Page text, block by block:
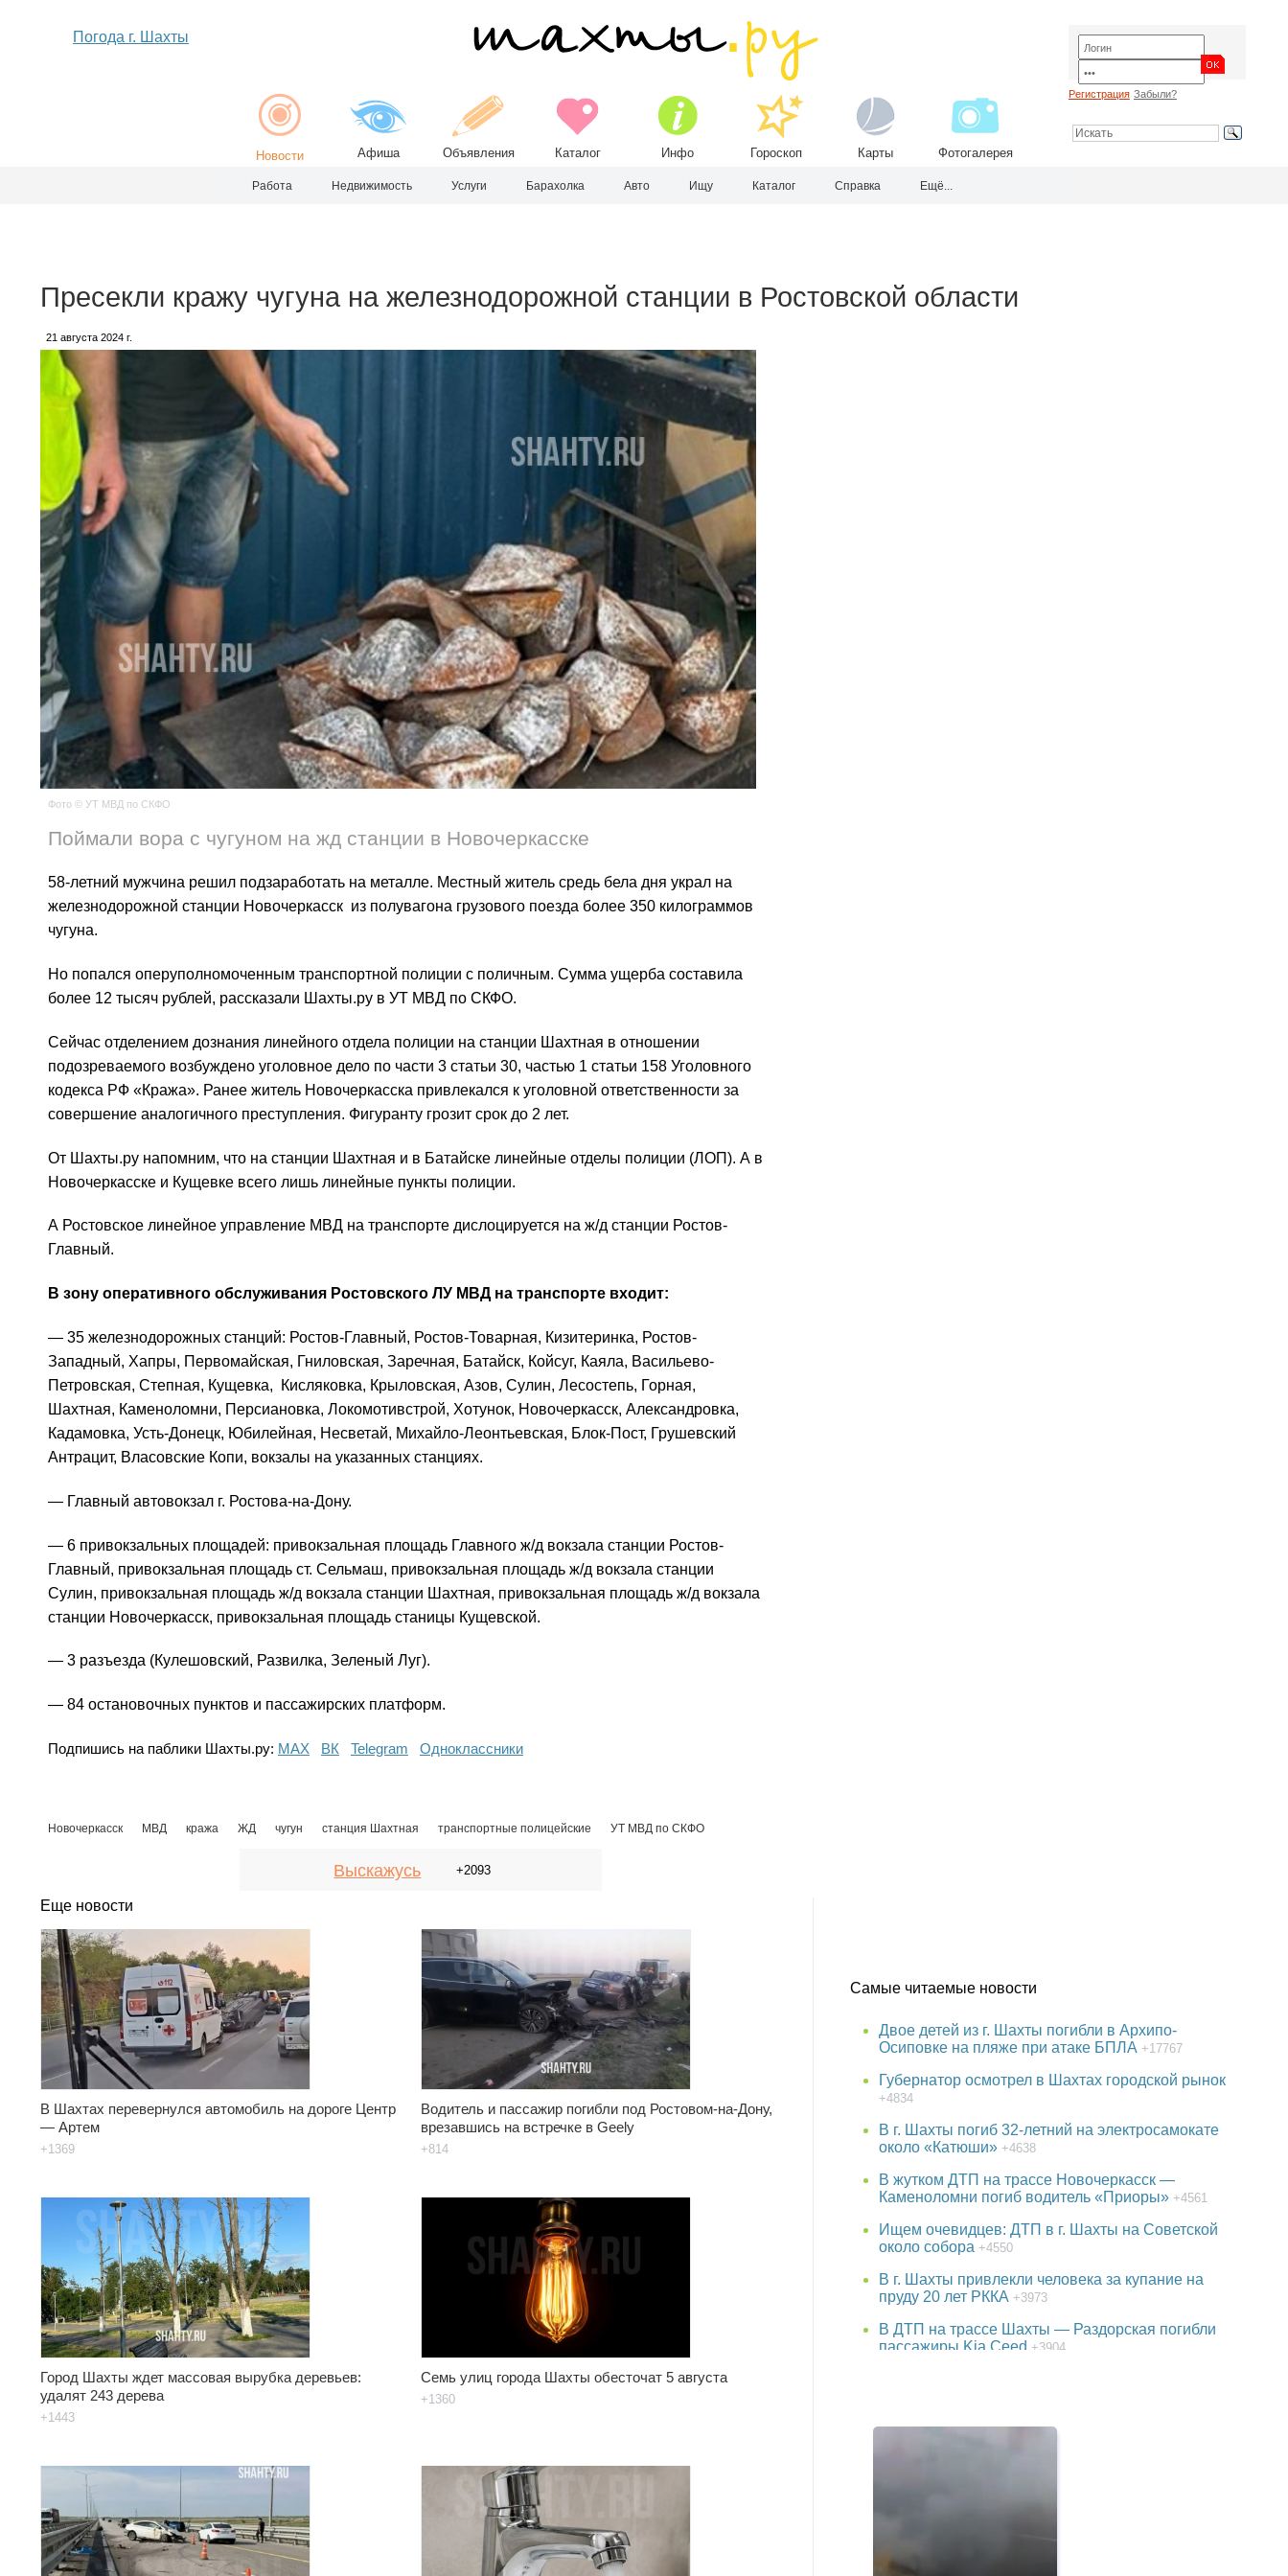
Погода г. Шахты
Новости Афиша Объявления Каталог Инфо Гороскоп Карты Фотогалерея
Регистрация Забыли?
Работа Недвижимость Услуги Барахолка Авто Ищу Каталог Справка Ещё...
Пресекли кражу чугуна на железнодорожной станции в Ростовской области
21 августа 2024 г.
Фото © УТ МВД по СКФО
Поймали вора с чугуном на жд станции в Новочеркасске
58-летний мужчина решил подзаработать на металле. Местный житель средь бела дня украл на
железнодорожной станции Новочеркасск из полувагона грузового поезда более 350 килограммов
чугуна.
Но попался оперуполномоченным транспортной полиции с поличным. Сумма ущерба составила
более 12 тысяч рублей, рассказали Шахты.ру в УТ МВД по СКФО.
Сейчас отделением дознания линейного отдела полиции на станции Шахтная в отношении
подозреваемого возбуждено уголовное дело по части 3 статьи 30, частью 1 статьи 158 Уголовного
кодекса РФ «Кража». Ранее житель Новочеркасска привлекался к уголовной ответственности за
совершение аналогичного преступления. Фигуранту грозит срок до 2 лет.
От Шахты.ру напомним, что на станции Шахтная и в Батайске линейные отделы полиции (ЛОП). А в
Новочеркасске и Кущевке всего лишь линейные пункты полиции.
А Ростовское линейное управление МВД на транспорте дислоцируется на ж/д станции Ростов-
Главный.
В зону оперативного обслуживания Ростовского ЛУ МВД на транспорте входит:
— 35 железнодорожных станций: Ростов-Главный, Ростов-Товарная, Кизитеринка, Ростов-
Западный, Хапры, Первомайская, Гниловская, Заречная, Батайск, Койсуг, Каяла, Васильево-
Петровская, Степная, Кущевка, Кисляковка, Крыловская, Азов, Сулин, Лесостепь, Горная,
Шахтная, Каменоломни, Персиановка, Локомотивстрой, Хотунок, Новочеркасск, Александровка,
Кадамовка, Усть-Донецк, Юбилейная, Несветай, Михайло-Леонтьевская, Блок-Пост, Грушевский
Антрацит, Власовские Копи, вокзалы на указанных станциях.
— Главный автовокзал г. Ростова-на-Дону.
— 6 привокзальных площадей: привокзальная площадь Главного ж/д вокзала станции Ростов-
Главный, привокзальная площадь ст. Сельмаш, привокзальная площадь ж/д вокзала станции
Сулин, привокзальная площадь ж/д вокзала станции Шахтная, привокзальная площадь ж/д вокзала
станции Новочеркасск, привокзальная площадь станицы Кущевской.
— 3 разъезда (Кулешовский, Развилка, Зеленый Луг).
— 84 остановочных пунктов и пассажирских платформ.
Подпишись на паблики Шахты.ру: МАХ ВК Telegram Одноклассники
Новочеркасск МВД кража ЖД чугун станция Шахтная транспортные полицейские УТ МВД по СКФО
Выскажусь +2093
Еще новости
В Шахтах перевернулся автомобиль на дороге Центр
— Артем
+1369
Водитель и пассажир погибли под Ростовом-на-Дону,
врезавшись на встречке в Geely
+814
Город Шахты ждет массовая вырубка деревьев:
удалят 243 дерева
+1443
Семь улиц города Шахты обесточат 5 августа
+1360
Самые читаемые новости
Двое детей из г. Шахты погибли в Архипо-
Осиповке на пляже при атаке БПЛА +17767
Губернатор осмотрел в Шахтах городской рынок
+4834
В г. Шахты погиб 32-летний на электросамокате
около «Катюши» +4638
В жутком ДТП на трассе Новочеркасск —
Каменоломни погиб водитель «Приоры» +4561
Ищем очевидцев: ДТП в г. Шахты на Советской
около собора +4550
В г. Шахты привлекли человека за купание на
пруду 20 лет РККА +3973
В ДТП на трассе Шахты — Раздорская погибли
пассажиры Kia Ceed +3904
В парке г. Шахты появится огромный фонтан